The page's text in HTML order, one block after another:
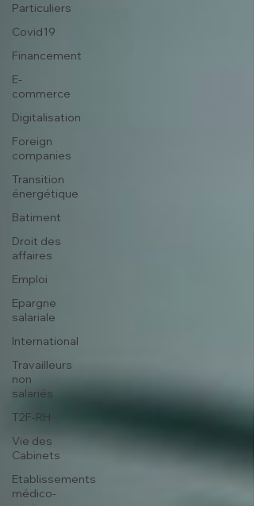
Particuliers
Covid19
Financement
E-
commerce
Digitalisation
Foreign
companies
Transition
énergétique
Batiment
Droit des
affaires
Emploi
Epargne
salariale
International
Travailleurs
non
salariés
T2F-RH
Vie des
Cabinets
Etablissements
médico-